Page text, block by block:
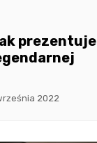
prezentuje
2022